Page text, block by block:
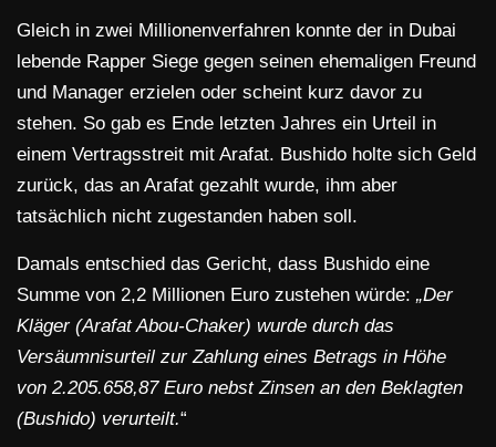
Gleich in zwei Millionenverfahren konnte der in Dubai
lebende Rapper Siege gegen seinen ehemaligen Freund
und Manager erzielen oder scheint kurz davor zu
stehen. So gab es Ende letzten Jahres ein Urteil in
einem Vertragsstreit mit Arafat. Bushido holte sich Geld
zurück, das an Arafat gezahlt wurde, ihm aber
tatsächlich nicht zugestanden haben soll.
Damals entschied das Gericht, dass Bushido eine
Summe von 2,2 Millionen Euro zustehen würde: „Der
Kläger (Arafat Abou-Chaker) wurde durch das
Versäumnisurteil zur Zahlung eines Betrags in Höhe
von 2.205.658,87 Euro nebst Zinsen an den Beklagten
(Bushido) verurteilt.“